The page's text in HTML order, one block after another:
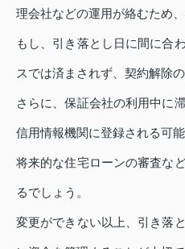
理会社などの運用が絡むため
もし、引き落とし日に間に合
スでは済まされず、契約解除
さらに、保証会社の利用中に
信用情報機関に登録される可
将来的な住宅ローンの審査な
るでしょう。
変更ができない以上、引き落